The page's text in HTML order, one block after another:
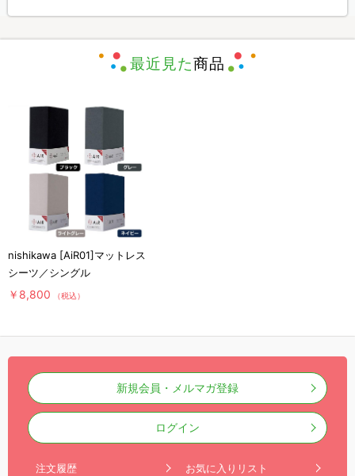
最近見た商品
nishikawa [AiR01]マットレス
シーツ／シングル
￥8,800 （税込）
新規会員・メルマガ登録
ログイン
注文履歴 お気に入りリスト